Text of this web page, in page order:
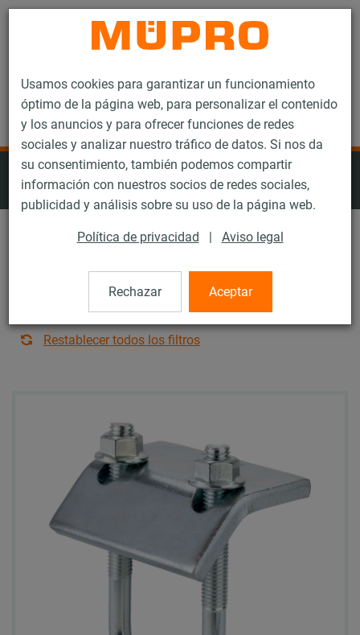
Usamos cookies para garantizar un funcionamiento
óptimo de la página web, para personalizar el contenido
y los anuncios y para ofrecer funciones de redes
sociales y analizar nuestro tráfico de datos. Si nos da
su consentimiento, también podemos compartir
información con nuestros socios de redes sociales,
publicidad y análisis sobre su uso de la página web.
Política de privacidad | Aviso legal
Rechazar Aceptar
Productos de acero inoxidable para la
fijación de ventilación
Tipo de producto: Todos
Restablecer todos los filtros